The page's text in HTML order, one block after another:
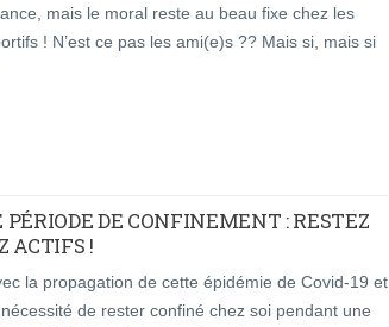
mais le moral reste au beau fixe chez les
! N’est ce pas les ami(e)s ?? Mais si, mais si
DE CONFINEMENT : RESTEZ
ACTIFS !
la propagation de cette épidémie de Covid-19 et
de rester confiné chez soi pendant une